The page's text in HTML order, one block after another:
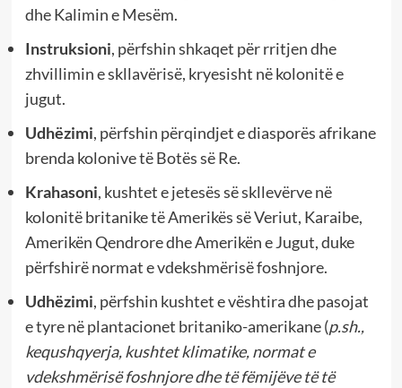
dhe Kalimin e Mesëm.
Instruksioni, përfshin shkaqet për rritjen dhe
zhvillimin e skllavërisë, kryesisht në kolonitë e
jugut.
Udhëzimi, përfshin përqindjet e diasporës afrikane
brenda kolonive të Botës së Re.
Krahasoni, kushtet e jetesës së skllevërve në
kolonitë britanike të Amerikës së Veriut, Karaibe,
Amerikën Qendrore dhe Amerikën e Jugut, duke
përfshirë normat e vdekshmërisë foshnjore.
Udhëzimi, përfshin kushtet e vështira dhe pasojat
e tyre në plantacionet britaniko-amerikane (p.sh.,
kequshqyerja, kushtet klimatike, normat e
vdekshmërisë foshnjore dhe të fëmijëve të të